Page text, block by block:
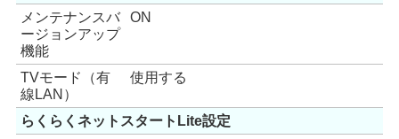
メンテナンスバ
ージョンアップ
機能
ON
TVモード（有
線LAN）
使用する
らくらくネットスタートLite設定